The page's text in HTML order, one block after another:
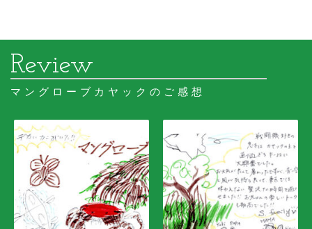
マングローブカヤックのご感想